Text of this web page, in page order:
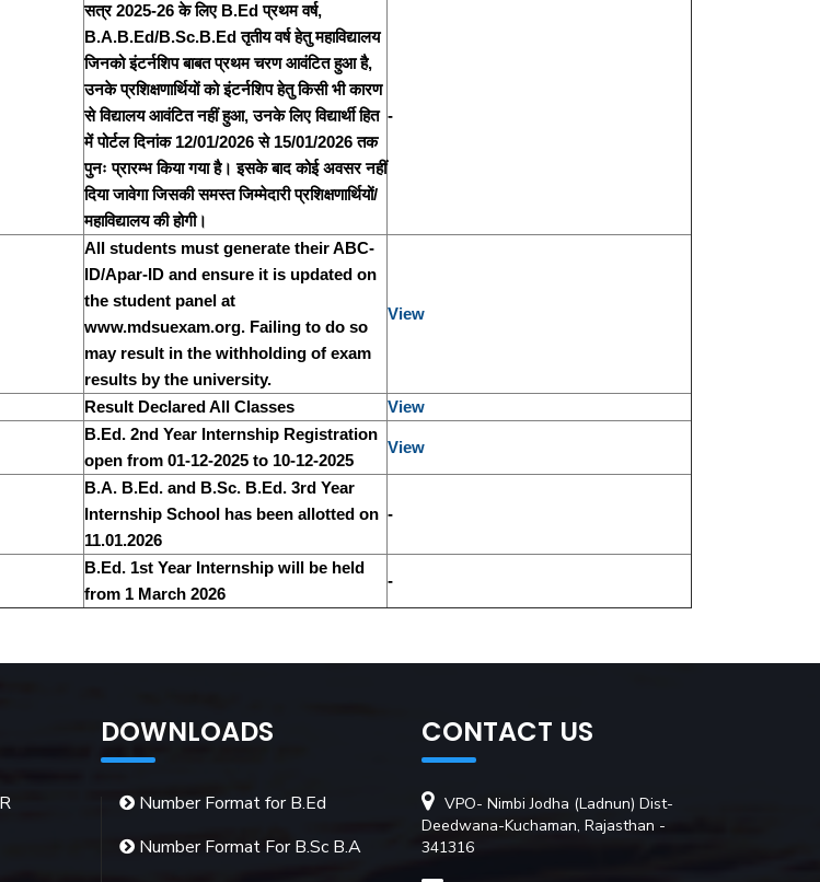
सत्र 2025-26 के लिए B.Ed प्रथम वर्ष,
B.A.B.Ed/B.Sc.B.Ed तृतीय वर्ष हेतु महाविद्यालय
जिनको इंटर्नशिप बाबत प्रथम चरण आवंटित हुआ है,
उनके प्रशिक्षणार्थियों को इंटर्नशिप हेतु किसी भी कारण
से विद्यालय आवंटित नहीं हुआ, उनके लिए विद्यार्थी हित
में पोर्टल दिनांक 12/01/2026 से 15/01/2026 तक
पुनः प्रारम्भ किया गया है। इसके बाद कोई अवसर नहीं
दिया जावेगा जिसकी समस्त जिम्मेदारी प्रशिक्षणार्थियों/
महाविद्यालय की होगी।
-
All students must generate their ABC-
ID/Apar-ID and ensure it is updated on
the student panel at
www.mdsuexam.org. Failing to do so
may result in the withholding of exam
results by the university.
View
Result Declared All Classes View
B.Ed. 2nd Year Internship Registration
open from 01-12-2025 to 10-12-2025
View
B.A. B.Ed. and B.Sc. B.Ed. 3rd Year
Internship School has been allotted on
11.01.2026
-
B.Ed. 1st Year Internship will be held
from 1 March 2026
-
DOWNLOADS
Number Format for B.Ed
Number Format For B.Sc B.A
CONTACT US
VPO- Nimbi Jodha (Ladnun) Dist-
Deedwana-Kuchaman, Rajasthan -
341316